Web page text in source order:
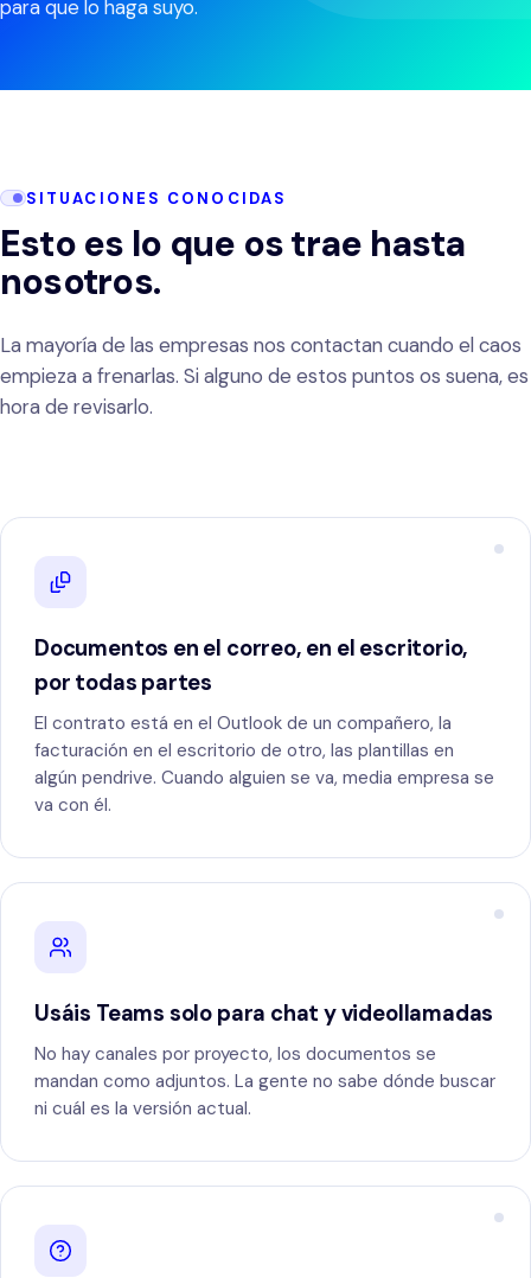
DESARROLLO E IMPLEMENTACIÓN
Implementación de sistemas
Soporte al cliente
Evolución de la solución
Gestión de la colaboración
Software de helpdesk
INTEGRACIÓN Y DESARROLLO
Low-code y No-code
Agencias de marketing
Despachos de abogados
INDUSTRIA Y LOGÍSTICA
Distribución y mayoristas
Construcción
HOSTELERÍA Y RETAIL
Hoteles y restaurantes
para que lo haga suyo.
SITUACIONES CONOCIDAS
Esto es lo que os trae hasta
nosotros.
La mayoría de las empresas nos contactan cuando el caos
empieza a frenarlas. Si alguno de estos puntos os suena, es
hora de revisarlo.
Documentos en el correo, en el escritorio,
por todas partes
El contrato está en el Outlook de un compañero, la
facturación en el escritorio de otro, las plantillas en
algún pendrive. Cuando alguien se va, media empresa se
va con él.
Usáis Teams solo para chat y videollamadas
No hay canales por proyecto, los documentos se
mandan como adjuntos. La gente no sabe dónde buscar
ni cuál es la versión actual.